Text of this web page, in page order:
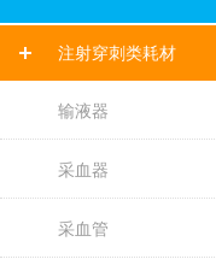
注射穿刺类耗材
输液器
采血器
采血管